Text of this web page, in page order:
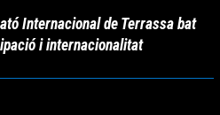
Internacional de Terrassa bat
i internacionalitat